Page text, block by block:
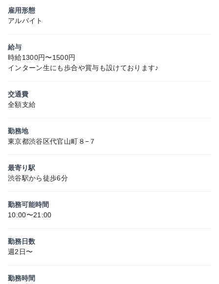
雇用形態
アルバイト
給与
時給1300円〜1500円
インターン生にも歩合や賞与も設けております♪
交通費
全額支給
勤務地
東京都渋谷区代官山町８−７
最寄り駅
渋谷駅から徒歩6分
勤務可能時間
10:00〜21:00
勤務日数
週2日〜
勤務時間